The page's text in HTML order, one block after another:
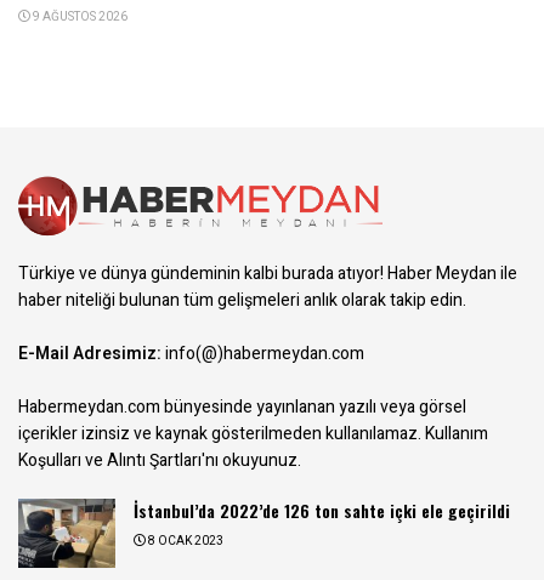
9 AĞUSTOS 2026
Türkiye ve dünya gündeminin kalbi burada atıyor! Haber Meydan ile
haber niteliği bulunan tüm gelişmeleri anlık olarak takip edin.
E-Mail Adresimiz:info(@)habermeydan.com
Habermeydan.com bünyesinde yayınlanan yazılı veya görsel
içerikler izinsiz ve kaynak gösterilmeden kullanılamaz.Kullanım
Koşulları ve Alıntı Şartları'nı okuyunuz.
İstanbul’da 2022’de 126 ton sahte içki ele geçirildi
8 OCAK 2023